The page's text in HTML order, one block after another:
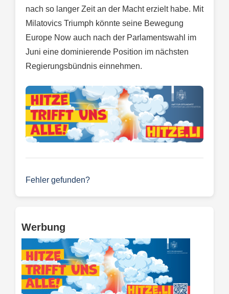
nach so langer Zeit an der Macht erzielt habe. Mit
Milatovics Triumph könnte seine Bewegung
Europe Now auch nach der Parlamentswahl im
Juni eine dominierende Position im nächsten
Regierungsbündnis einnehmen.
Fehler gefunden?
Werbung